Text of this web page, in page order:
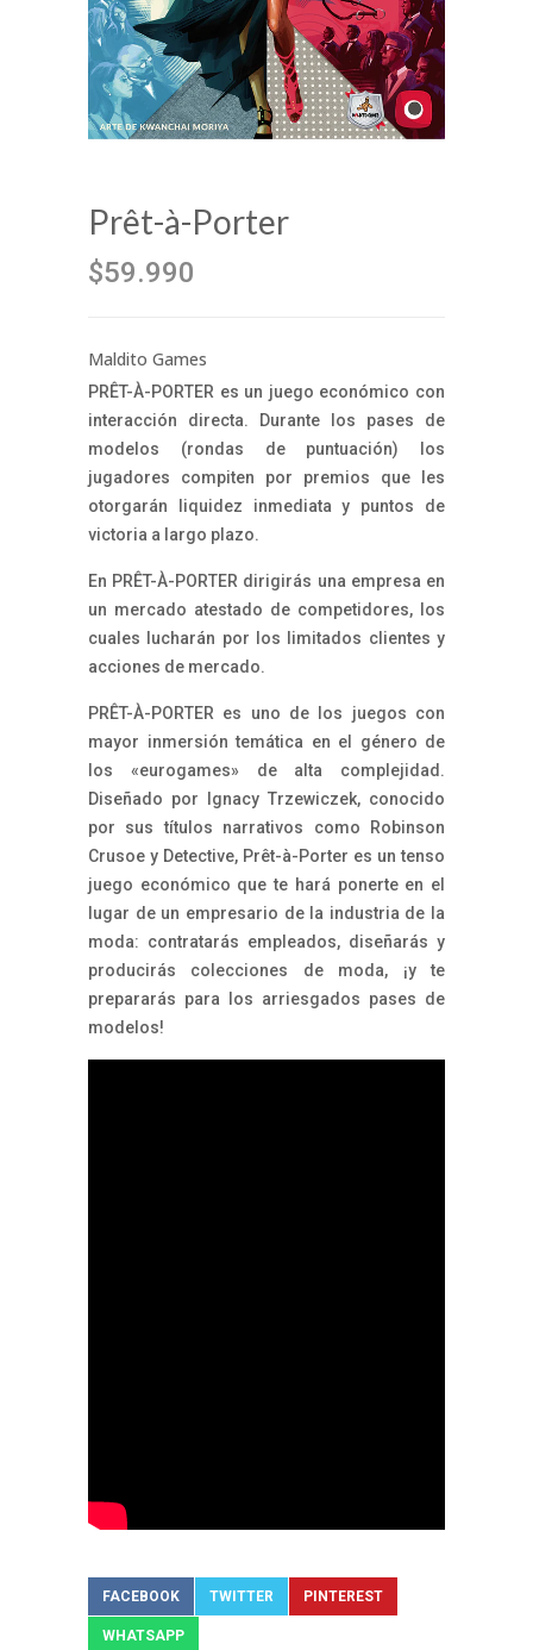
Prêt-à-Porter
$59.990
Maldito Games
PRÊT-À-PORTER es un juego económico con
interacción directa. Durante los pases de
modelos (rondas de puntuación) los
jugadores compiten por premios que les
otorgarán liquidez inmediata y puntos de
victoria a largo plazo.
En PRÊT-À-PORTER dirigirás una empresa en
un mercado atestado de competidores, los
cuales lucharán por los limitados clientes y
acciones de mercado.
PRÊT-À-PORTER es uno de los juegos con
mayor inmersión temática en el género de
los «eurogames» de alta complejidad.
Diseñado por Ignacy Trzewiczek, conocido
por sus títulos narrativos como Robinson
Crusoe y Detective, Prêt-à-Porter es un tenso
juego económico que te hará ponerte en el
lugar de un empresario de la industria de la
moda: contratarás empleados, diseñarás y
producirás colecciones de moda, ¡y te
prepararás para los arriesgados pases de
modelos!
FACEBOOK TWITTER PINTEREST
WHATSAPP